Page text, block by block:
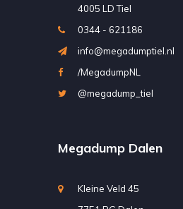
4005 LD Tiel
0344 - 621186
info@megadumptiel.nl
/MegadumpNL
@megadump_tiel
Megadump Dalen
Kleine Veld 45